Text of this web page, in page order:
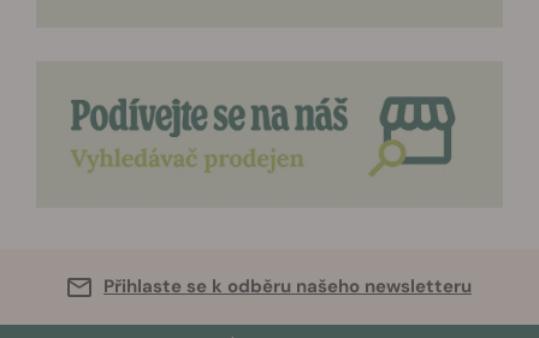
Přihlaste se k odběru našeho newsletteru